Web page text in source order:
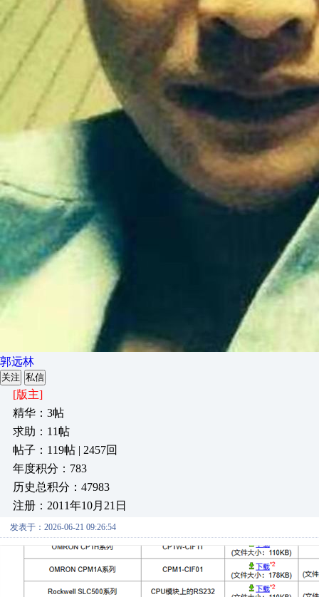
郭远林
关注 私信
[版主]
精华：3帖
求助：11帖
帖子：119帖 | 2457回
年度积分：783
历史总积分：47983
注册：2011年10月21日
发表于：2026-06-21 09:26:54